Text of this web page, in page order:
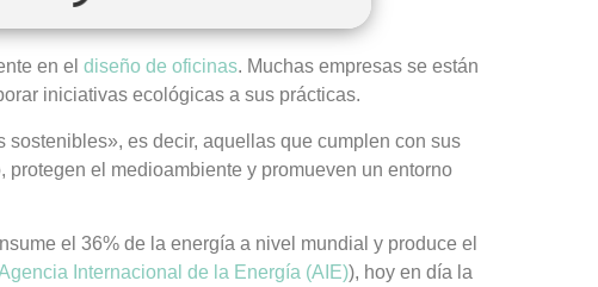
en el diseño de oficinas. Muchas empresas se están
iniciativas ecológicas a sus prácticas.
es decir, aquellas que cumplen con sus
protegen el medioambiente y promueven un entorno
el 36% de la energía a nivel mundial y produce el
Internacional de la Energía (AIE)), hoy en día la